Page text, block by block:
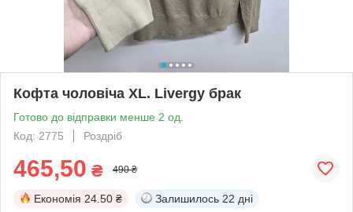
Кофта чоловіча XL. Livergy брак
Готово до відправки менше 2 од.
Код: 2775
Роздріб
465,50 ₴ 490 ₴
Економія 24.50 ₴ Залишилось 22 дні